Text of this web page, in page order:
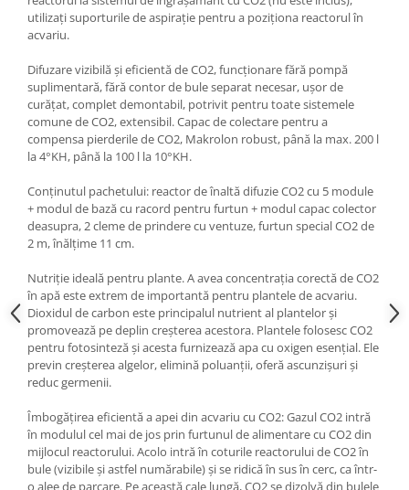
Igiena reptile
Decoruri terarii
Solutii iluminat terarii
Lampi terarii
Suplimente vitamino minerale
reptile
Accesorii diverse terarii
Iazuri
Igiena Iazuri
Conditioner apa iaz
Teste apa iaz
Filtre iaz
Pompe iaz
Incalzitor Iaz
Accesorii iaz
Cai
Toaletare cai
Casti echitatie
Accesorii cai
utilizați suporturile de aspirație pentru a poziționa reactorul în
acvariu.
Difuzare vizibilă și eficientă de CO2, funcționare fără pompă
suplimentară, fără contor de bule separat necesar, ușor de
curățat, complet demontabil, potrivit pentru toate sistemele
comune de CO2, extensibil. Capac de colectare pentru a
compensa pierderile de CO2, Makrolon robust, până la max. 200 l
la 4°KH, până la 100 l la 10°KH.
Conținutul pachetului: reactor de înaltă difuzie CO2 cu 5 module
+ modul de bază cu racord pentru furtun + modul capac colector
deasupra, 2 cleme de prindere cu ventuze, furtun special CO2 de
2 m, înălțime 11 cm.
Nutriție ideală pentru plante. A avea concentrația corectă de CO2
în apă este extrem de importantă pentru plantele de acvariu.
Dioxidul de carbon este principalul nutrient al plantelor și
promovează pe deplin creșterea acestora. Plantele folosesc CO2
pentru fotosinteză și acesta furnizează apa cu oxigen esențial. Ele
previn creșterea algelor, elimină poluanții, oferă ascunzișuri și
reduc germenii.
Îmbogățirea eficientă a apei din acvariu cu CO2: Gazul CO2 intră
în modulul cel mai de jos prin furtunul de alimentare cu CO2 din
mijlocul reactorului. Acolo intră în coturile reactorului de CO2 în
bule (vizibile și astfel numărabile) și se ridică în sus în cerc, ca într-
o alee de parcare. Pe această cale lungă, CO2 se dizolvă din bulele